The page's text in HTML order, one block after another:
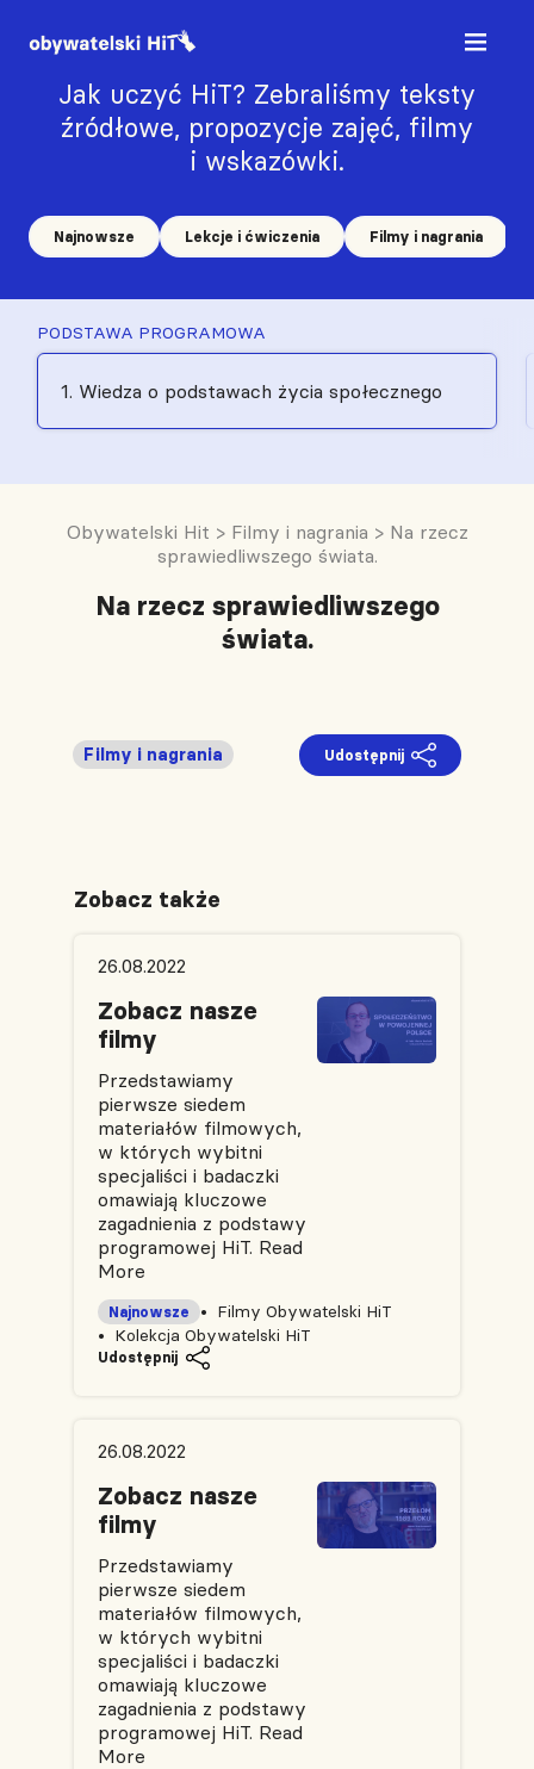
Jak uczyć HiT? Zebraliśmy teksty
źródłowe, propozycje zajęć, filmy
i wskazówki.
Najnowsze Lekcje i ćwiczenia Filmy i nagrania
PODSTAWA PROGRAMOWA
1. Wiedza o podstawach życia społecznego
Obywatelski Hit > Filmy i nagrania > Na rzecz
sprawiedliwszego świata.
Na rzecz sprawiedliwszego
świata.
Filmy i nagrania Udostępnij
Zobacz także
26.08.2022
Zobacz nasze
filmy
Przedstawiamy
pierwsze siedem
materiałów filmowych,
w których wybitni
specjaliści i badaczki
omawiają kluczowe
zagadnienia z podstawy
programowej HiT. Read
More
Filmy Obywatelski HiT
Najnowsze
Kolekcja Obywatelski HiT
Udostępnij
26.08.2022
Zobacz nasze
filmy
Przedstawiamy
pierwsze siedem
materiałów filmowych,
w których wybitni
specjaliści i badaczki
omawiają kluczowe
zagadnienia z podstawy
programowej HiT. Read
More